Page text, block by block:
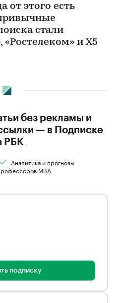
от этого есть
стали
«Ростелеком» и X5
без рекламы и
— в Подписке
РБК
Аналитика и прогнозы
MBA
подписку